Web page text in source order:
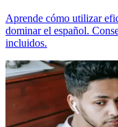
Aprende cómo utilizar
dominar el español.
incluidos.